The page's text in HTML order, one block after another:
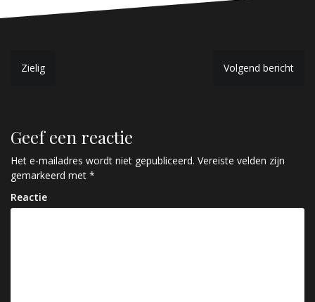
B
i
c
h
t
Zielig Volgend bericht
Geef een reactie
Het e-mailadres wordt niet gepubliceerd. Vereiste velden zijn
gemarkeerd met *
Reactie